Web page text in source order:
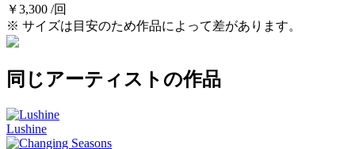
￥3,300 /回
※ サイズは目安のため作品によって差があります。
同じアーティストの作品
Lushine